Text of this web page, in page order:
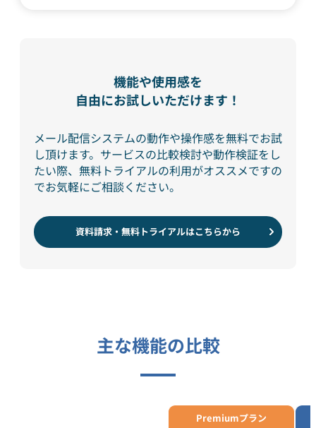
機能や使用感を
自由にお試しいただけます！
メール配信システムの動作や操作感を無料でお試
し頂けます。 サービスの比較検討や動作検証をし
たい際、無料トライアルの利用がオススメですの
でお気軽にご相談ください。
資料請求・無料トライアルはこちらから
主な機能の比較
Premiumプラン